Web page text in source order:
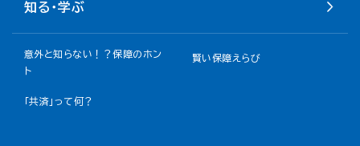
知る・学ぶ
意外と知らない！？保障のホン
ト
賢い保障えらび
「共済」って何？